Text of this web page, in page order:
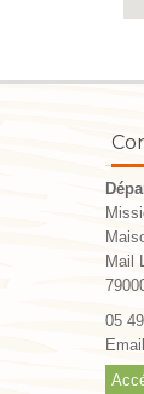
Mail
05